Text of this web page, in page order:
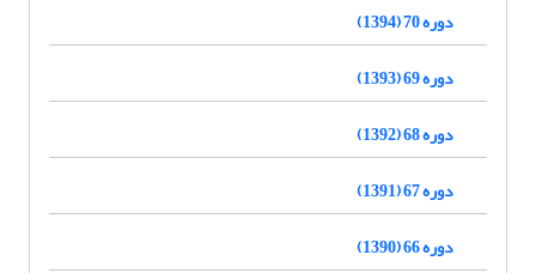
دوره 70 (1394)
دوره 69 (1393)
دوره 68 (1392)
دوره 67 (1391)
دوره 66 (1390)